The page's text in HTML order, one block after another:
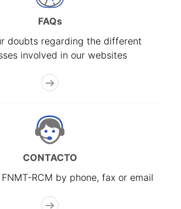
FAQs
doubts regarding the different
involved in our websites
CONTACTO
RCM by phone, fax or email